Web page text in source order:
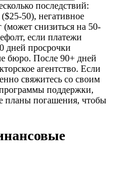
последствий:
50), негативное
снизиться на 50-
если платежи
дней просрочки
бюро. После 90+ дней
агентство. Если
свяжитесь со своим
поддержки,
планы погашения, чтобы